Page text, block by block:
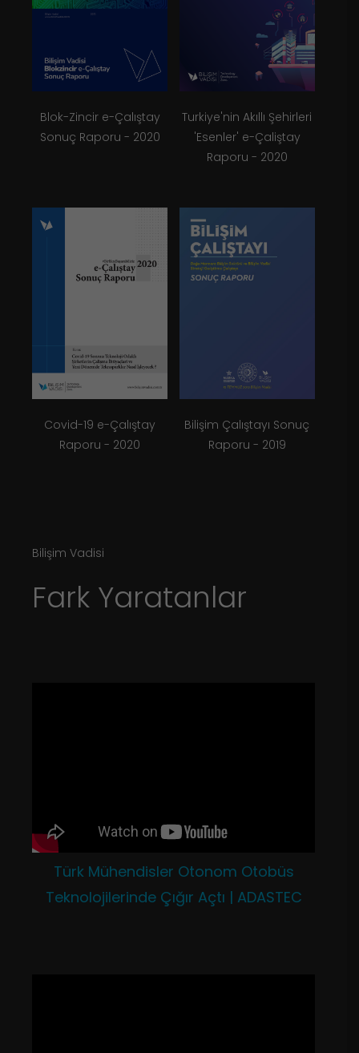
Blok-Zincir e-Çalıştay
Sonuç Raporu - 2020
Turkiye'nin Akıllı Şehirleri
'Esenler' e-Çaliştay
Raporu - 2020
Covid-19 e-Çalıştay
Raporu - 2020
Bilişim Çalıştayı Sonuç
Raporu - 2019
Bilişim Vadisi
Fark Yaratanlar
Türk Mühendisler Otonom Otobüs
Teknolojilerinde Çığır Açtı | ADASTEC